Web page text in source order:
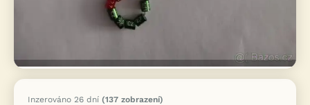
Inzerováno 26 dní (137 zobrazení)